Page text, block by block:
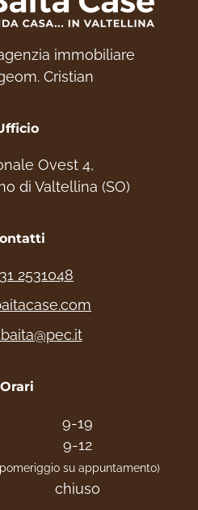
immobiliare
Cristian
Ovest 4,
di Valtellina (SO)
2531048
Orari
9-19
9-12
su appuntamento)
chiuso